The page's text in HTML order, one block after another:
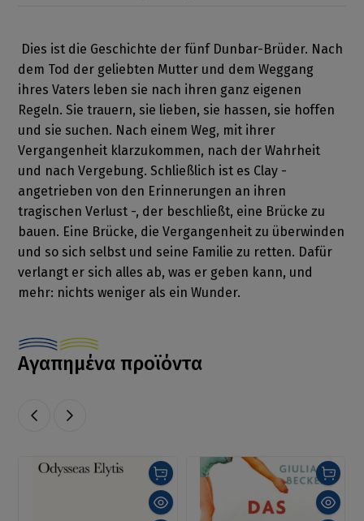
Dies ist die Geschichte der fünf Dunbar-Brüder. Nach
dem Tod der geliebten Mutter und dem Weggang
ihres Vaters leben sie nach ihren ganz eigenen
Regeln. Sie trauern, sie lieben, sie hassen, sie hoffen
und sie suchen. Nach einem Weg, mit ihrer
Vergangenheit klarzukommen, nach der Wahrheit
und nach Vergebung. Schließlich ist es Clay -
angetrieben von den Erinnerungen an ihren
tragischen Verlust -, der beschließt, eine Brücke zu
bauen. Eine Brücke, die Vergangenheit zu überwinden
und so sich selbst und seine Familie zu retten. Dafür
verlangt er sich alles ab, was er geben kann, und
mehr: nichts weniger als ein Wunder.
Αγαπημένα προϊόντα